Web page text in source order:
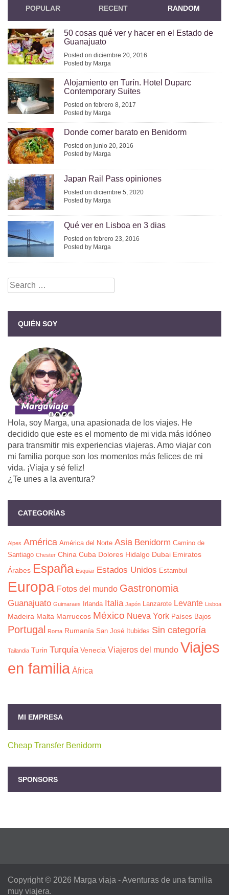
POPULAR RECENT RANDOM
50 cosas qué ver y hacer en el Estado de
Guanajuato
Posted on diciembre 20, 2016
Posted by Marga
Alojamiento en Turín. Hotel Duparc
Contemporary Suites
Posted on febrero 8, 2017
Posted by Marga
Donde comer barato en Benidorm
Posted on junio 20, 2016
Posted by Marga
Japan Rail Pass opiniones
Posted on diciembre 5, 2020
Posted by Marga
Qué ver en Lisboa en 3 dias
Posted on febrero 23, 2016
Posted by Marga
Search
for:
QUIÉN SOY
Hola, soy Marga, una apasionada de los viajes. He
decidido que este es el momento de mi vida más idóneo
para transmitir mis experiencias viajeras. Amo viajar con
mi familia porque son los momentos más felices de mi
vida. ¡Viaja y sé feliz!
¿Te unes a la aventura?
CATEGORÍAS
Alpes América América del Norte Asia Benidorm Camino de
Santiago Chester China Cuba Dolores Hidalgo Dubai Emiratos
Árabes España Esquiar Estados Unidos Estambul
Europa Fotos del mundo Gastronomia
Guanajuato Guimaraes Irlanda Italia Japón Lanzarote Levante Lisboa
Madeira Malta Marruecos México Nueva York Países Bajos
Portugal Roma Rumanía San José Itubides Sin categoría
Tailandia Turin Turquía Venecia Viajeros del mundo Viajes
en familia África
MI EMPRESA
Cheap Transfer Benidorm
SPONSORS
Copyright © 2026 Marga viaja - Aventuras de una familia
muy viajera.